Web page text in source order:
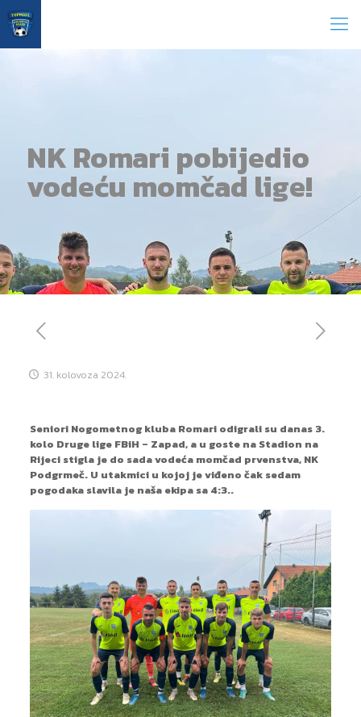
NK Romari pobijedio
vodeću momčad lige!
31. kolovoza 2024.
Seniori Nogometnog kluba Romari odigrali su danas 3.
kolo Druge lige FBiH – Zapad, a u goste na Stadion na
Rijeci stigla je do sada vodeća momčad prvenstva, NK
Podgrmeč. U utakmici u kojoj je viđeno čak sedam
pogodaka slavila je naša ekipa sa 4:3..